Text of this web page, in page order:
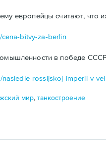
европейцы считают, что
bitvy-za-berlin
в победе СССР
rossijskoj-imperii-v-
мир,танкостроение